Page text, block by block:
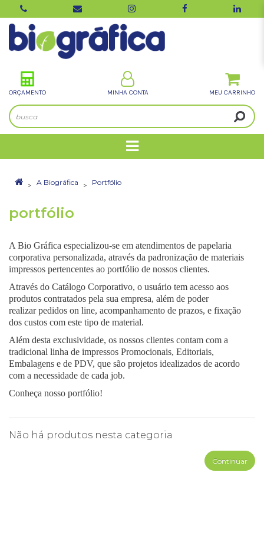
ORÇAMENTO MINHA CONTA
A Biográfica Portfólio
portfólio
A Bio Gráfica especializou-se em atendimentos de papelaria
corporativa personalizada, através da padronização de materiais
impressos pertencentes ao portfólio de nossos clientes.
Através do Catálogo Corporativo, o usuário tem acesso aos
produtos contratados pela sua empresa, além de poder
realizar pedidos on line, acompanhamento de prazos, e fixação
dos custos com este tipo de material.
Além desta exclusividade, os nossos clientes contam com a
tradicional linha de impressos Promocionais, Editoriais,
Embalagens e de PDV, que são projetos idealizados de acordo
com a necessidade de cada job.
Conheça nosso portfólio!
Não há produtos nesta categoria
Continuar